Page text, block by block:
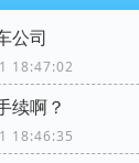
公司
18:47:02
续啊？
18:46:35